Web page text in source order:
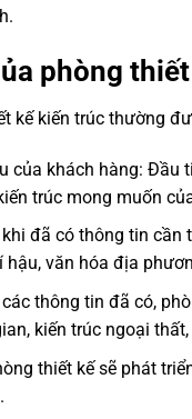
phòng
kế kiến trúc thường
của khách hàng: Đầu
trúc mong muốn
đã có thông tin
văn hóa địa
thông tin đã có,
kiến trúc ngoại
thiết kế sẽ phát